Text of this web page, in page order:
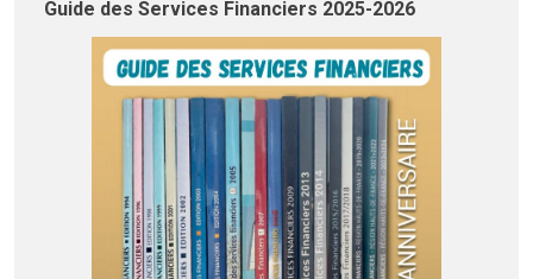
Guide des Services Financiers 2025-2026